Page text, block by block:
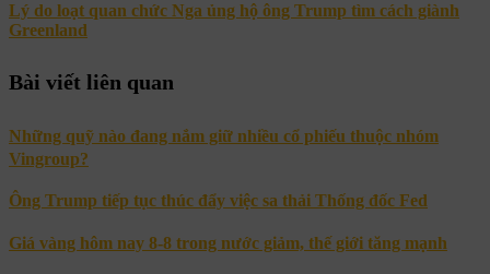
Lý do loạt quan chức Nga ủng hộ ông Trump tìm cách giành
Greenland
Bài viết liên quan
Những quỹ nào đang nắm giữ nhiều cổ phiếu thuộc nhóm
Vingroup?
Ông Trump tiếp tục thúc đẩy việc sa thải Thống đốc Fed
Giá vàng hôm nay 8-8 trong nước giảm, thế giới tăng mạnh